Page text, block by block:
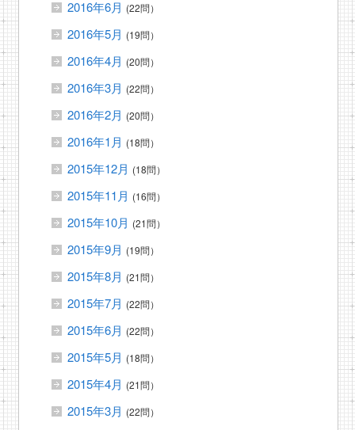
2016年6月 (22問）
2016年5月 (19問）
2016年4月 (20問）
2016年3月 (22問）
2016年2月 (20問）
2016年1月 (18問）
2015年12月 (18問）
2015年11月 (16問）
2015年10月 (21問）
2015年9月 (19問）
2015年8月 (21問）
2015年7月 (22問）
2015年6月 (22問）
2015年5月 (18問）
2015年4月 (21問）
2015年3月 (22問）